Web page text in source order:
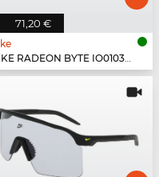
71,20 €
RADEON BYTE IO0103X - 010